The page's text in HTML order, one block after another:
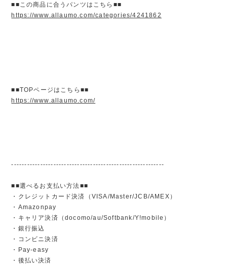
■■この商品に合うパンツはこちら■■
https://www.allaumo.com/categories/4241862
■■TOPページはこちら■■
https://www.allaumo.com/
----------------------------------------------------------
■■選べるお支払い方法■■
・クレジットカード決済（VISA/Master/JCB/AMEX）
・Amazonpay
・キャリア決済（docomo/au/Softbank/Y!mobile）
・銀行振込
・コンビニ決済
・Pay-easy
・後払い決済